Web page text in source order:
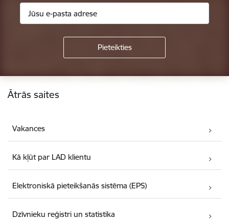
Kājene
Ātrās saites
Vakances
Kā kļūt par LAD klientu
Elektroniskā pieteikšanās sistēma (EPS)
Dzīvnieku reģistri un statistika